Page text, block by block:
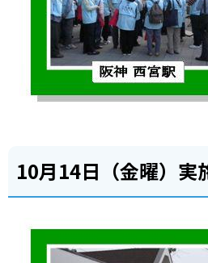
10月14日（金曜）実